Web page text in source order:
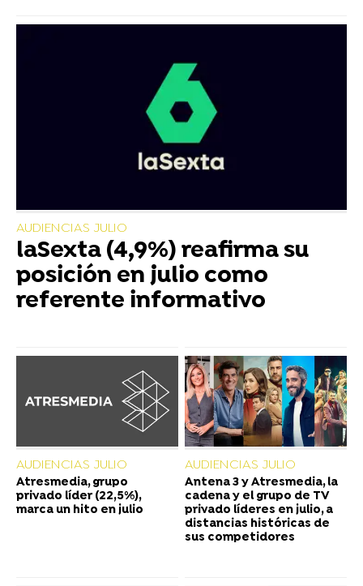
AUDIENCIAS JULIO
laSexta (4,9%) reafirma su
posición en julio como
referente informativo
AUDIENCIAS JULIO
Atresmedia, grupo
privado líder (22,5%),
marca un hito en julio
AUDIENCIAS JULIO
Antena 3 y Atresmedia, la
cadena y el grupo de TV
privado líderes en julio, a
distancias históricas de
sus competidores